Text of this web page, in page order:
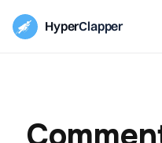
HyperClapper